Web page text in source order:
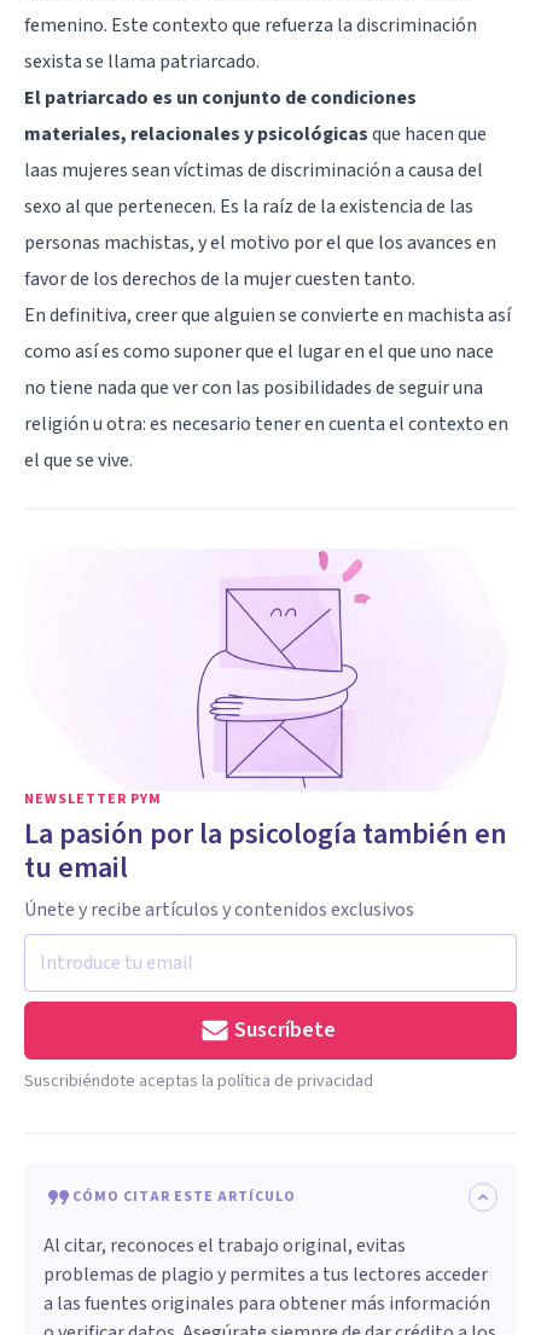
femenino. Este contexto que refuerza la discriminación
sexista se llama patriarcado.
El patriarcado es un conjunto de condiciones
materiales, relacionales y psicológicasque hacen que
laas mujeres sean víctimas de discriminación a causa del
sexo al que pertenecen. Es la raíz de la existencia de las
personas machistas, y el motivo por el que los avances en
favor de los derechos de la mujer cuesten tanto.
En definitiva, creer que alguien se convierte en machista así
como así es como suponer que el lugar en el que uno nace
no tiene nada que ver con las posibilidades de seguir una
religión u otra: es necesario tener en cuenta el contexto en
el que se vive.
NEWSLETTER PYM
La pasión por la psicología también en
tu email
Únete y recibe artículos y contenidos exclusivos
Suscríbete
Suscribiéndote aceptas la política de privacidad
CÓMO CITAR ESTE ARTÍCULO
Al citar, reconoces el trabajo original, evitas
problemas de plagio y permites a tus lectores acceder
a las fuentes originales para obtener más información